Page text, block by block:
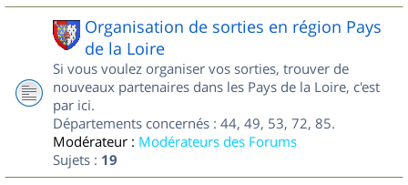
Organisation de sorties en région Pays
de la Loire
Si vous voulez organiser vos sorties, trouver de
nouveaux partenaires dans les Pays de la Loire, c'est
par ici.
Départements concernés : 44, 49, 53, 72, 85.
Modérateur : Modérateurs des Forums
Sujets : 19